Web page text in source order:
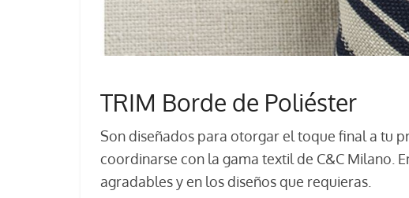
TRIM Borde de Poliéster
Son diseñados para otorgar el toque final a tu
coordinarse con la gama textil de C&C Milano.
agradables y en los diseños que requieras.